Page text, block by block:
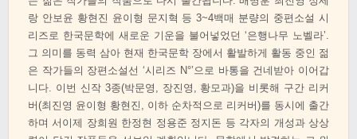
랑 안보윤 황현진 윤이형 문지혁 등 3~4백매 분량의 중편소설 시
리즈로 한국문학에 새로운 기운을 불어넣었던 ‘은행나무 노벨라’.
그 의미를 동력 삼아 현재 한국문학 장에서 활발하게 활동 중인 젊
은 작가들의 장편소설선 ‘시리즈 N°’으로 바통을 건네받아 이어갑
니다. 이번 신작 3종(박문영, 장진영, 황모과)을 비롯해 구간 리커
버(최진영 윤이형 황현진, 이하 순차적으로 리커버)를 동시에 출간
하며 서이제 장희원 한정현 정용준 정지돈 등 각자의 개성과 상상